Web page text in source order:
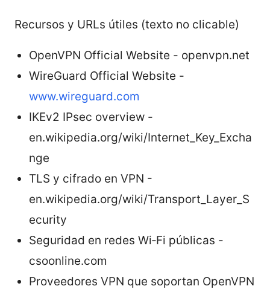
Recursos y URLs útiles (texto no clicable)
OpenVPN Official Website - openvpn.net
WireGuard Official Website -
www.wireguard.com
IKEv2 IPsec overview -
en.wikipedia.org/wiki/Internet_Key_Excha
nge
TLS y cifrado en VPN -
en.wikipedia.org/wiki/Transport_Layer_S
ecurity
Seguridad en redes Wi‑Fi públicas -
csoonline.com
Proveedores VPN que soportan OpenVPN